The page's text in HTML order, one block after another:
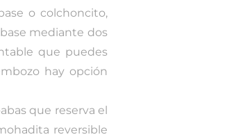
o colchoncito,
mediante dos
que puedes
hay opción
que reserva el
reversible